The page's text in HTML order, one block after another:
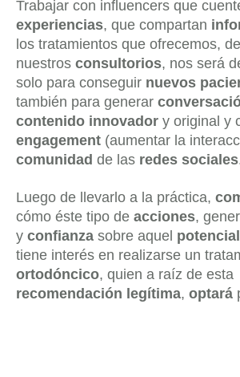
Trabajar con influencers que
experiencias, que compartan
los tratamientos que ofrecemos, de
nuestros consultorios, nos será
solo para conseguir nuevos
también para generar
contenido innovador y original y
engagement (aumentar la
comunidad de las redes sociales
Luego de llevarlo a la práctica,
cómo éste tipo de acciones,
y confianza sobre aquel
tiene interés en realizarse un
ortodóncico, quien a raíz de esta
recomendación legítima, optará